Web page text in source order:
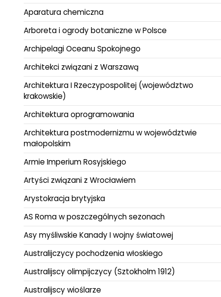
Aparatura chemiczna
Arboreta i ogrody botaniczne w Polsce
Archipelagi Oceanu Spokojnego
Architekci związani z Warszawą
Architektura I Rzeczypospolitej (województwo
krakowskie)
Architektura oprogramowania
Architektura postmodernizmu w województwie
małopolskim
Armie Imperium Rosyjskiego
Artyści związani z Wrocławiem
Arystokracja brytyjska
AS Roma w poszczególnych sezonach
Asy myśliwskie Kanady I wojny światowej
Australijczycy pochodzenia włoskiego
Australijscy olimpijczycy (Sztokholm 1912)
Australijscy wioślarze